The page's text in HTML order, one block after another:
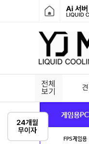
전체
보기
게임용PC
FPS게임용